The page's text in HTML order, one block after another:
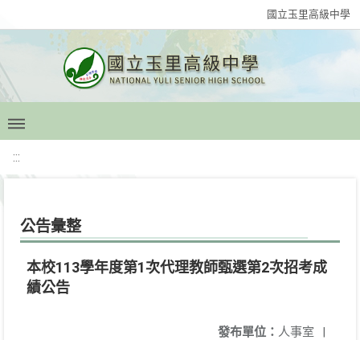
國立玉里高級中學
:::
公告彙整
本校113學年度第1次代理教師甄選第2次招考成
績公告
發布單位： 人事室 |